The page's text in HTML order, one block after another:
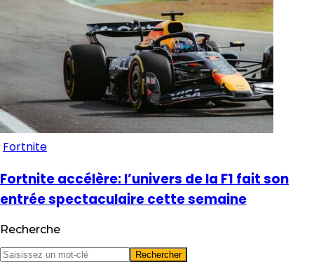
Fortnite
Fortnite accélère: l’univers de la F1 fait son
entrée spectaculaire cette semaine
Recherche